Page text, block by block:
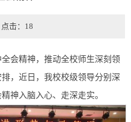
击： 18
会精神，推动全校师生深刻领
，近日，我校校级领导分别深
神入脑入心、走深走实。